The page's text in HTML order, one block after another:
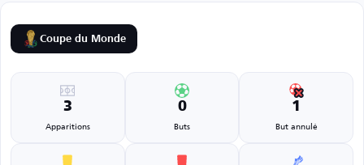
Coupe du Monde
3
Apparitions
0
Buts
1
But annulé